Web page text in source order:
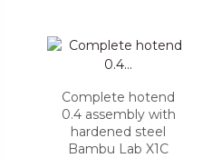
Complete hotend
0.4 assembly with
hardened steel
Bambu Lab X1C